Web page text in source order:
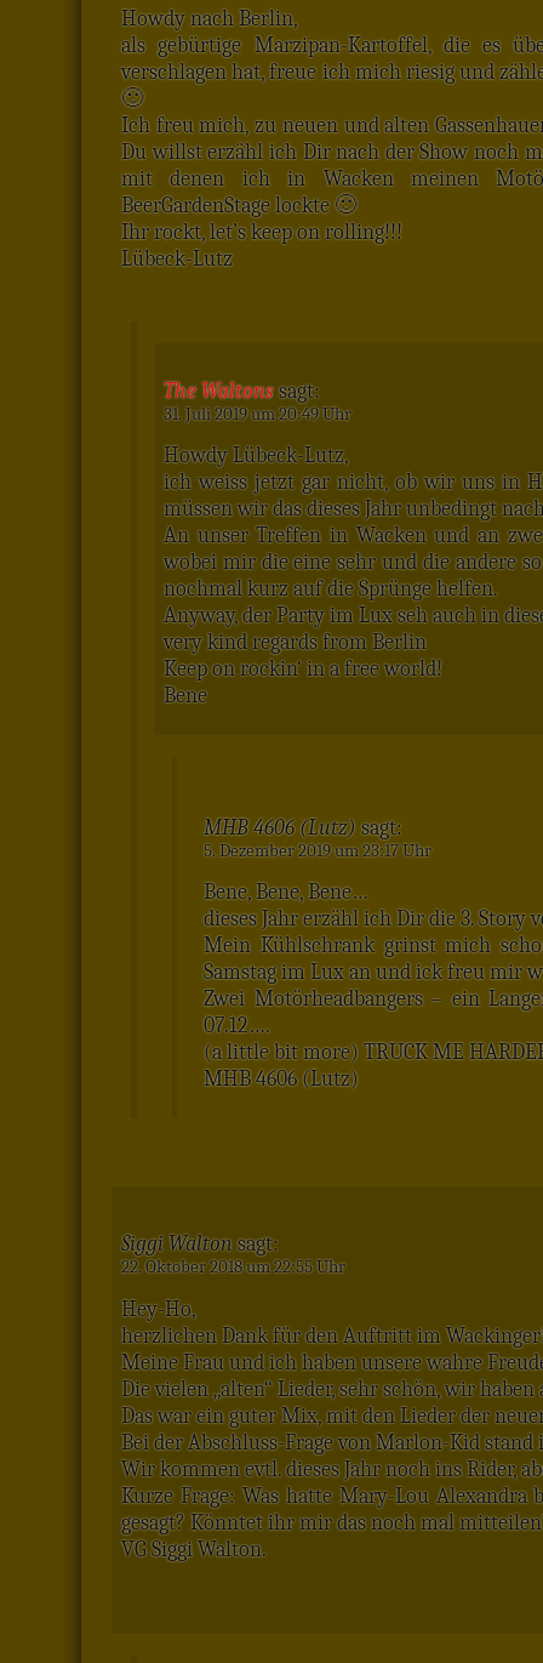
Howdy nach Berlin,
als gebürtige Marzipan-Kartoffel, die es
verschlagen hat, freue ich mich riesig und
🙂
Ich freu mich, zu neuen und alten
Du willst erzähl ich Dir nach der Show noch
mit denen ich in Wacken meinen
BeerGardenStage lockte 🙂
Ihr rockt, let’s keep on rolling!!!
Lübeck-Lutz
The Waltonssagt:
31. Juli 2019 um 20:49 Uhr
Howdy Lübeck-Lutz,
ich weiss jetzt gar nicht, ob wir uns in
müssen wir das dieses Jahr unbedingt
An unser Treffen in Wacken und an
wobei mir die eine sehr und die andere
nochmal kurz auf die Sprünge helfen.
Anyway, der Party im Lux seh auch in
very kind regards from Berlin
Keep on rockin‘ in a free world!
Bene
MHB 4606 (Lutz) sagt:
5. Dezember 2019 um 23:17 Uhr
Bene, Bene, Bene…
dieses Jahr erzähl ich Dir die 3.
Mein Kühlschrank grinst mich
Samstag im Lux an und ick freu mir
Zwei Motörheadbangers – ein
07.12….
(a little bit more) TRUCK ME
MHB 4606 (Lutz)
Siggi Walton sagt:
22. Oktober 2018 um 22:55 Uhr
Hey-Ho,
herzlichen Dank für den Auftritt im
Meine Frau und ich haben unsere wahre
Die vielen „alten“ Lieder, sehr schön, wir
Das war ein guter Mix, mit den Lieder der
Bei der Abschluss-Frage von Marlon-Kid
Wir kommen evtl. dieses Jahr noch ins Rider,
Kurze Frage: Was hatte Mary-Lou
gesagt? Könntet ihr mir das noch mal
VG Siggi Walton.